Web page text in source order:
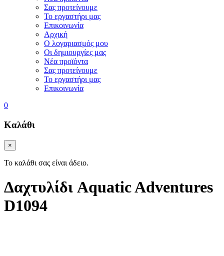
Σας προτείνουμε
Το εργαστήρι μας
Επικοινωνία
Αρχική
Ο λογαριασμός μου
Οι δημιουργίες μας
Νέα προϊόντα
Σας προτείνουμε
Το εργαστήρι μας
Επικοινωνία
0
Καλάθι
×
Το καλάθι σας είναι άδειο.
Δαχτυλίδι Aquatic Adventures
D1094